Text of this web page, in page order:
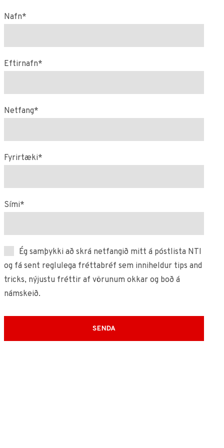
Nafn*
Eftirnafn*
Netfang*
Fyrirtæki*
Sími*
Ég samþykki að skrá netfangið mitt á póstlista NTI
og fá sent reglulega fréttabréf sem inniheldur tips and
tricks, nýjustu fréttir af vörunum okkar og boð á
námskeið.